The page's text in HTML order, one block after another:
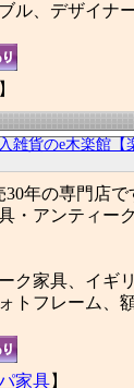
ル、デザイナ
】
雑貨のe木楽館【
年の専門店
・アンティー
ク家具、イギ
トフレーム、
家具】